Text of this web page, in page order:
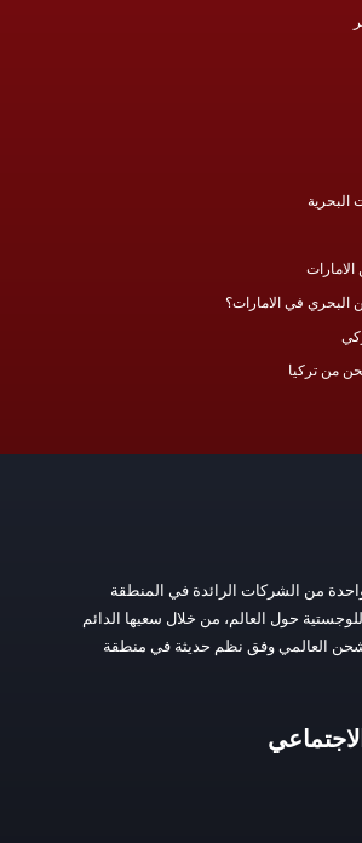
البحرية
في الامارات؟
من تركيا
من الشركات الرائدة في المنطقة
حول العالم، من خلال سعيها الدائم
العالمي وفق نظم حديثة في منطقة